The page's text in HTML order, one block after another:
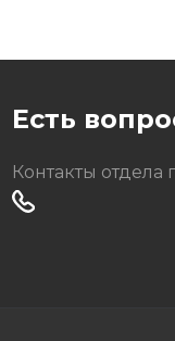
Есть
Контакты отдела